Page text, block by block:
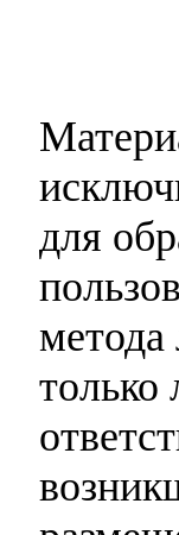
для
метода
только